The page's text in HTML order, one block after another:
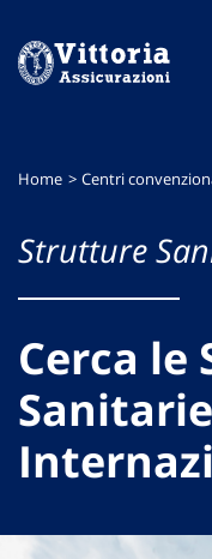
menu
contenuto
footer
Home Centri
Strutture
Cerca
Sanitarie